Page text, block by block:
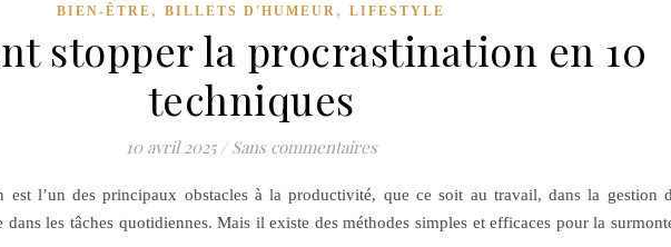
BIEN-ÊTRE , BILLETS D'HUMEUR , LIFESTYLE
stopper la procrastination en 10
techniques
10 avril 2025 / Sans commentaires
est l’un des principaux obstacles à la productivité, que ce soit au travail, dans la gestion
dans les tâches quotidiennes. Mais il existe des méthodes simples et efficaces pour la